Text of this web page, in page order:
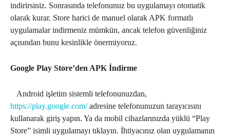
indirirsiniz. Sonrasında telefonunuz bu uygulamayı otomatik
olarak kurar. Store harici de manuel olarak APK formatlı
uygulamalar indirmeniz mümkün, ancak telefon güvenliğiniz
açısından bunu kesinlikle önermiyoruz.
Google Play Store’den APK İndirme
Android işletim sistemli telefonunuzdan,
https://play.google.com/adresine telefonunuzun tarayıcısını
kullanarak giriş yapın. Ya da mobil cihazlarınızda yüklü “Play
Store” isimli uygulamayı tıklayın. İhtiyacınız olan uygulamanın